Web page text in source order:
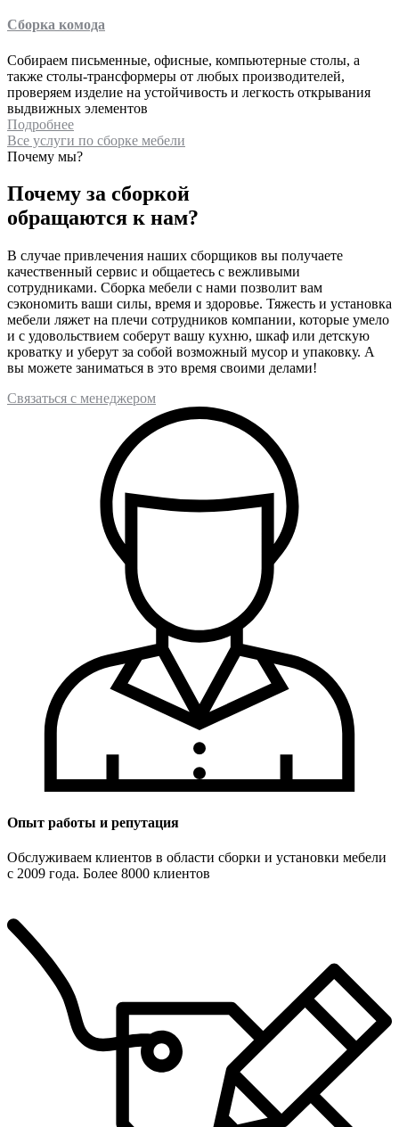
Сборка комода
Собираем письменные, офисные, компьютерные столы, а
также столы-трансформеры от любых производителей,
проверяем изделие на устойчивость и легкость открывания
выдвижных элементов
Подробнее
Все услуги по сборке мебели
Почему мы?
Почему за сборкой
обращаются к нам?
В случае привлечения наших сборщиков вы получаете
качественный сервис и общаетесь с вежливыми
сотрудниками. Сборка мебели с нами позволит вам
сэкономить ваши силы, время и здоровье. Тяжесть и установка
мебели ляжет на плечи сотрудников компании, которые умело
и с удовольствием соберут вашу кухню, шкаф или детскую
кроватку и уберут за собой возможный мусор и упаковку. А
вы можете заниматься в это время своими делами!
Связаться с менеджером
Опыт работы и репутация
Обслуживаем клиентов в области сборки и установки мебели
с 2009 года. Более 8000 клиентов